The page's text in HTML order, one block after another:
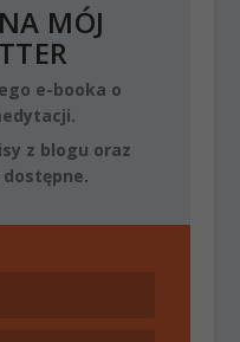
MÓJ
e-booka o
z blogu oraz